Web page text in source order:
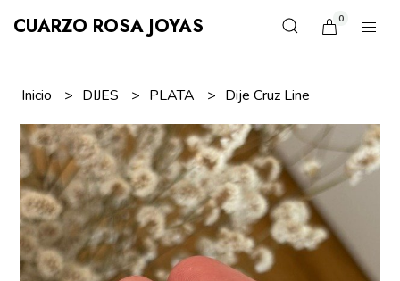
CUARZO ROSA JOYAS 0
Inicio DIJES PLATA Dije Cruz Line